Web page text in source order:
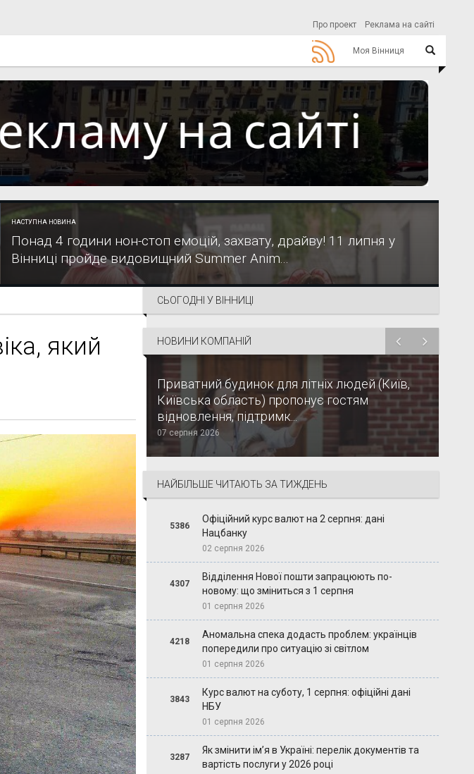
Про проект Реклама на сайті
Моя Вінниця
НАСТУПНА НОВИНА
Понад 4 години нон-стоп емоцій, захвату, драйву! 11 липня у
Вінниці пройде видовищний Summer Anim...
який
СЬОГОДНІ У ВІННИЦІ
НОВИНИ КОМПАНІЙ
Приватний будинок для літніх людей (Київ,
Київська область) пропонує гостям
відновлення, підтримк...
07 серпня 2026
НАЙБІЛЬШЕ ЧИТАЮТЬ ЗА ТИЖДЕНЬ
5386
Офіційний курс валют на 2 серпня: дані
Нацбанку
02 серпня 2026
4307
Відділення Нової пошти запрацюють по-
новому: що зміниться з 1 серпня
01 серпня 2026
4218
Аномальна спека додасть проблем: українців
попередили про ситуацію зі світлом
01 серпня 2026
3843
Курс валют на суботу, 1 серпня: офіційні дані
НБУ
01 серпня 2026
3287
Як змінити ім’я в Україні: перелік документів та
вартість послуги у 2026 році